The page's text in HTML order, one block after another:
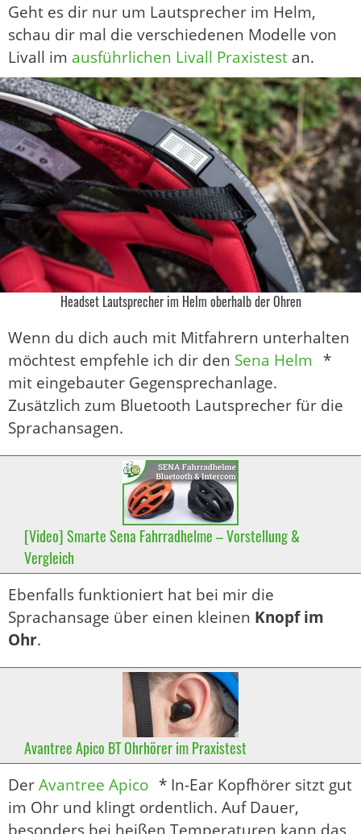
Geht es dir nur um Lautsprecher im Helm,
schau dir mal die verschiedenen Modelle von
Livall im ausführlichen Livall Praxistest an.
Headset Lautsprecher im Helm oberhalb der Ohren
Wenn du dich auch mit Mitfahrern unterhalten
möchtest empfehle ich dir den Sena Helm *
mit eingebauter Gegensprechanlage.
Zusätzlich zum Bluetooth Lautsprecher für die
Sprachansagen.
[Video] Smarte Sena Fahrradhelme – Vorstellung &
Vergleich
Ebenfalls funktioniert hat bei mir die
Sprachansage über einen kleinen Knopf im
Ohr.
Avantree Apico BT Ohrhörer im Praxistest
DerAvantree Apico * In-Ear Kopfhörer sitzt gut
im Ohr und klingt ordentlich. Auf Dauer,